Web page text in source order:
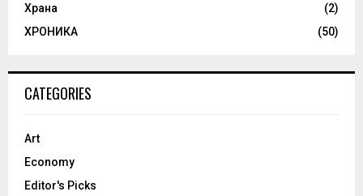
Храна
(2)
ХРОНИКА
(50)
CATEGORIES
Art
Economy
Editor's Picks